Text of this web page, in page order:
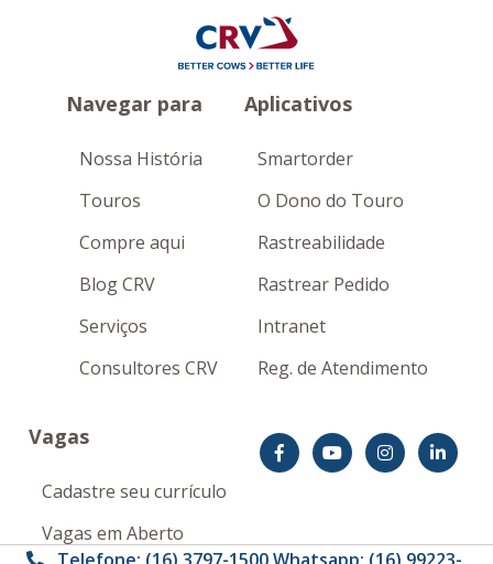
Telefone: (16) 3797-1500 Whatsapp: (16) 99223-
Navegar para
Nossa História
Touros
Compre aqui
Blog CRV
Serviços
Consultores CRV
Aplicativos
Smartorder
O Dono do Touro
Rastreabilidade
Rastrear Pedido
Intranet
Reg. de Atendimento
Vagas
Cadastre seu currículo
Vagas em Aberto